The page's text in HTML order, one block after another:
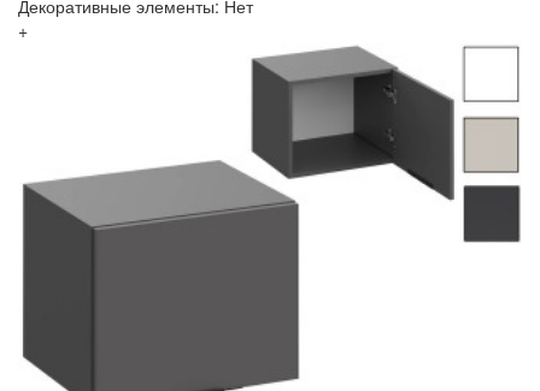
Декоративные элементы: Нет
+